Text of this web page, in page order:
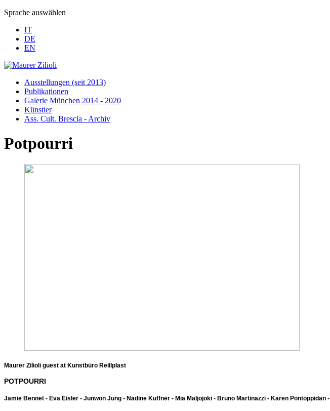
Sprache auswählen
IT
DE
EN
Ausstellungen (seit 2013)
Publikationen
Galerie München 2014 - 2020
Künstler
Ass. Cult. Brescia - Archiv
Potpourri
Maurer Zilioli guest at Kunstbüro Reillplast
POTPOURRI
Jamie Bennet - Eva Eisler - Junwon Jung - Nadine Kuffner - Mia Maljojoki - Bruno Martinazzi - Karen Pontoppidan -